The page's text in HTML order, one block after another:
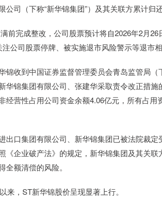
司（下称“新华锦集团”）及其关联方累计归
前完成整改，公司股票预计将自2026年2月
公司股票停牌、被实施退市风险警示等退市相
锦收到中国证券监督管理委员会青岛监管局（
华锦集团有限公司、张建华采取责令改正措
经营性占用公司资金余额4.06亿元，所有占用
出口集团有限公司、新华锦集团已被法院裁
《企业破产法》的规定，新华锦集团及其关
额清偿的风险。
来，ST新华锦股价呈现显著上行。